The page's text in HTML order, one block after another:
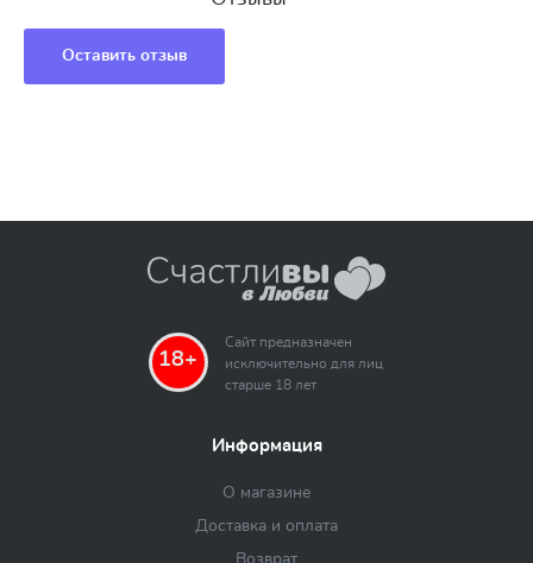
Оставить отзыв
18+
Сайт предназначен
исключительно для лиц
старше 18 лет
Информация
О магазине
Доставка и оплата
Возврат